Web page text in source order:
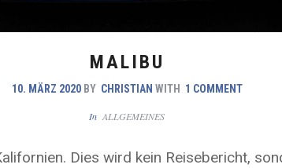
MALIBU
10. MÄRZ 2020 BY CHRISTIAN WITH 1 COMMENT
In ALLGEMEINES
Dies wird kein Reisebericht,